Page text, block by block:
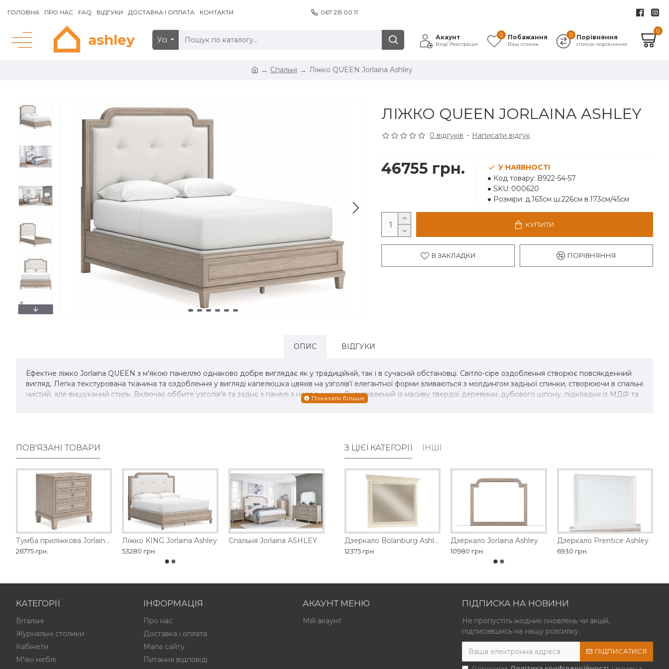
ГОЛОВНА ПРО НАС FAQ ВІДГУКИ ДОСТАВКА І ОПЛАТА КОНТАКТИ 067 215 00 11
ashley Усі Акаунт
Вхід/ Реєстрація
Побажання
Ваш список
0 Порівняння
список порівняння
0
0
Спальні Ліжко QUEEN Jorlaina Ashley
ЛІЖКО QUEEN JORLAINA ASHLEY
0 відгуків - Написати відгук
46755 грн.
У НАЯВНОСТІ
Код товару: B922-54-57
SKU: 000620
Розміри: д.163см ш.226см в.173см/45см
КУПИТИ
В ЗАКЛАДКИ ПОРІВНЯННЯ
ОПИС ВІДГУКИ
Ефектне ліжко Jorlaina QUEEN з м'якою панеллю однаково добре виглядає як у традиційній, так і в сучасній обстановці. Світло-сіре оздоблення створює повсякденний
вигляд. Легка текстурована тканина та оздоблення у вигляді капелюшка цвяхів на узголів'ї елегантної форми зливаються з молдингом задньої спинки, створюючи в спальні
чистий, але вишуканий стиль. Включає оббите узголів'я та заднє з панелі з напрямними. Виготовлений із масиву твердої деревини, дубового шпону, підкладки із МДФ та
ПОВ'ЯЗАНІ ТОВАРИ
Тумба приліжкова Jorlaina Ashley
26775 грн.
Ліжко KING Jorlaina Ashley
53280 грн.
Спальня Jorlaina ASHLEY
З ЦІЄЇ КАТЕГОРІЇ ІНШІ
Банкетка Realyn Ashley
22725 грн. 10800 грн.
Дзеркало Bolanburg Ashley
12375 грн.
Дзеркало Jorlaina Ashley
10980 грн.
Дзеркало Prentice Ashley
6930 грн.
КАТЕГОРІЇ
Вітальні
Журнальні столики
Кабінети
М'які меблі
ІНФОРМАЦІЯ
Про нас
Доставка і оплата
Мапа сайту
Питання відповіді
АКАУНТ МЕНЮ
Мій акаунт
ПІДПИСКА НА НОВИНИ
Не пропустіть жодних оновлень чи акцій,
підписавшись на нашу розсилку.
ПІДПИСАТИСЯ